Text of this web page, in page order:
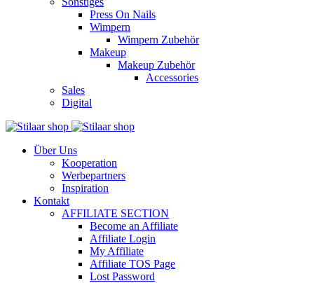
Press On Nails
Wimpern
Wimpern Zubehör
Makeup
Makeup Zubehör
Accessories
Sales
Digital
Über Uns
Kooperation
Werbepartners
Inspiration
Kontakt
AFFILIATE SECTION
Become an Affiliate
Affiliate Login
My Affiliate
Affiliate TOS Page
Lost Password